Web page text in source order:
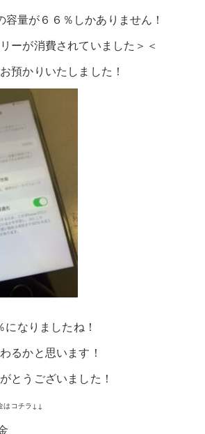
６％しかありません！
されていました＞＜
たしました！
したね！
います！
いました！
はコチラ↓↓